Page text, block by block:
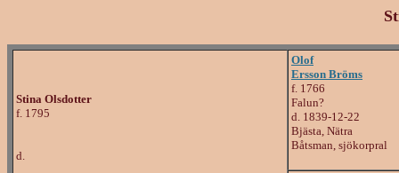
Stina Olsdotter
f. 1795
d.
Olof
Ersson Bröms
f. 1766
Falun?
d. 1839-12-22
Bjästa, Nätra
Båtsman, sjökorpral